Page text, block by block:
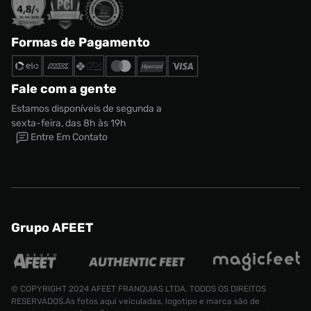
Formas de Pagamento
Fale com a gente
Estamos disponíveis de segunda a
sexta-feira, das 8h às 19h
Entre Em Contato
Grupo AFEET
© COPYRIGHT 2024 AFEET FRANQUIAS LTDA. TODOS OS DIREITOS
RESERVADOS.As fotos aqui veiculadas, logotipo e marca são de